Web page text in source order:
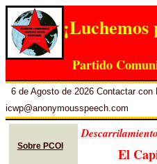
Partido
6 de Agosto de 2026 Contactar con
icwp@anonymousspeech.com
Sobre PCOI El